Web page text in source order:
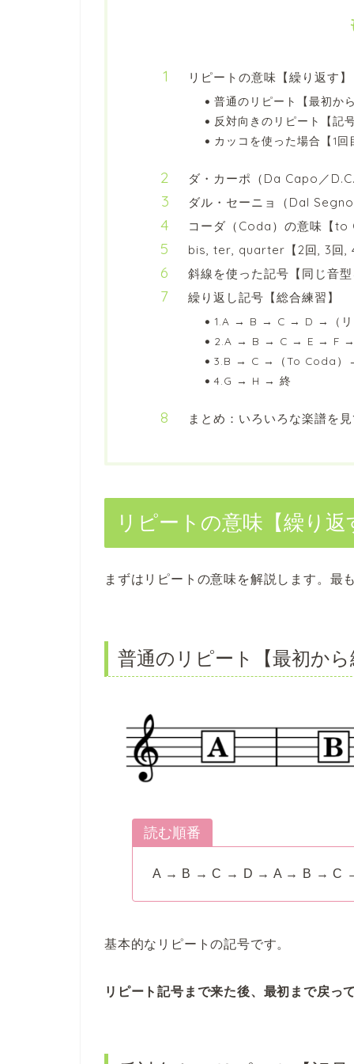
リピートの意味【繰り返す】
普通のリピート【最初か
反対向きのリピート【記
カッコを使った場合【1
ダ・カーポ（Da Capo／
ダル・セーニョ（Dal
コーダ（Coda）の意味【
bis, ter, quarter【2回, 3回,
斜線を使った記号【同じ音
繰り返し記号【総合練習】
1.A → B → C → D →（リ
2.A → B → C → E → F →
3.B → C →（To Coda
4.G → H → 終
まとめ：いろいろな楽譜を
リピートの意味【繰り返
まずはリピートの意味を解説します。最
普通のリピート【最初か
読む順番
A → B → C → D → A → B → C
基本的なリピートの記号です。
リピート記号まで来た後、最初まで戻っ